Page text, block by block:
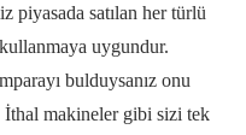
piyasada satılan her türlü
uygundur.
bulduysanız onu
İthal makineler gibi sizi tek